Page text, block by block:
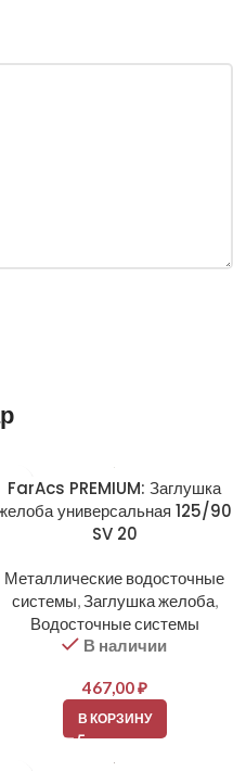
FarAcs PREMIUM: Заглушка
универсальная 125/90
SV 20
Металлические водосточные
системы,Заглушка желоба,
Водосточные системы
В наличии
467,00₽
В КОРЗИНУ